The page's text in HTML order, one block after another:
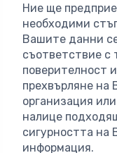
Ние ще
необходими
Вашите данни
съответствие с
поверителност
прехвърляне на
организация
налице
сигурността на
информация.